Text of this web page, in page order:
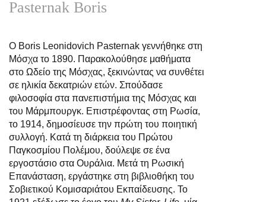
Pasternak Boris
Ο Boris Leonidovich Pasternak γεννήθηκε στη
Μόσχα το 1890. Παρακολούθησε μαθήματα
στο Ωδείο της Μόσχας, ξεκινώντας να συνθέτει
σε ηλικία δεκατριών ετών. Σπούδασε
φιλοσοφία στα πανεπιστήμια της Μόσχας και
του Μάρμπουργκ. Επιστρέφοντας στη Ρωσία,
το 1914, δημοσίευσε την πρώτη του ποιητική
συλλογή. Κατά τη διάρκεια του Πρώτου
Παγκοσμίου Πολέμου, δούλεψε σε ένα
εργοστάσιο στα Ουράλια. Μετά τη Ρωσική
Επανάσταση, εργάστηκε στη βιβλιοθήκη του
Σοβιετικού Κομισαριάτου Εκπαίδευσης. Το